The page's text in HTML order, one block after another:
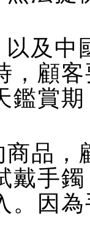
以及
，顧
鑑賞
品，
戴手
。因